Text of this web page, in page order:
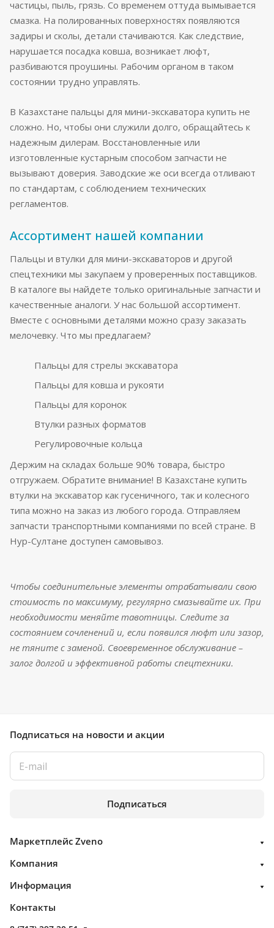
частицы, пыль, грязь. Со временем оттуда вымывается
смазка. На полированных поверхностях появляются
задиры и сколы, детали стачиваются. Как следствие,
нарушается посадка ковша, возникает люфт,
разбиваются проушины. Рабочим органом в таком
состоянии трудно управлять.
В Казахстане пальцы для мини-экскаватора купить не
сложно. Но, чтобы они служили долго, обращайтесь к
надежным дилерам. Восстановленные или
изготовленные кустарным способом запчасти не
вызывают доверия. Заводские же оси всегда отливают
по стандартам, с соблюдением технических
регламентов.
Ассортимент нашей компании
Пальцы и втулки для мини-экскаваторов и другой
спецтехники мы закупаем у проверенных поставщиков.
В каталоге вы найдете только оригинальные запчасти и
качественные аналоги. У нас большой ассортимент.
Вместе с основными деталями можно сразу заказать
мелочевку. Что мы предлагаем?
Пальцы для стрелы экскаватора
Пальцы для ковша и рукояти
Пальцы для коронок
Втулки разных форматов
Регулировочные кольца
Держим на складах больше 90% товара, быстро
отгружаем. Обратите внимание! В Казахстане купить
втулки на экскаватор как гусеничного, так и колесного
типа можно на заказ из любого города. Отправляем
запчасти транспортными компаниями по всей стране. В
Нур-Султане доступен самовывоз.
Чтобы соединительные элементы отрабатывали свою
стоимость по максимуму, регулярно смазывайте их. При
необходимости меняйте тавотницы. Следите за
состоянием сочленений и, если появился люфт или зазор,
не тяните с заменой. Своевременное обслуживание –
залог долгой и эффективной работы спецтехники.
Подписаться на новости и акции
Подписаться
Маркетплейс Zveno
Компания
Информация
Контакты